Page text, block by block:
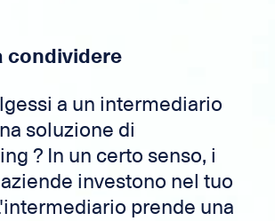
condividere
a un intermediario
soluzione di
? In un certo senso, i
investono nel tuo
prende una